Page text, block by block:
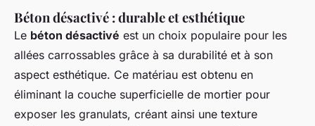
Béton désactivé : durable et esthétique
Le béton désactivé est un choix populaire pour les
allées carrossables grâce à sa durabilité et à son
aspect esthétique. Ce matériau est obtenu en
éliminant la couche superficielle de mortier pour
exposer les granulats, créant ainsi une texture